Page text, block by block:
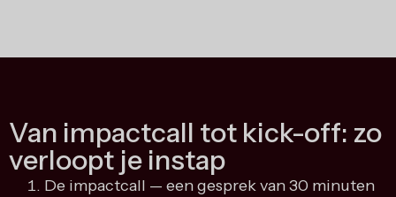
Van impactcall tot kick-off: zo
verloopt je instap
De impactcall — een gesprek van 30 minuten